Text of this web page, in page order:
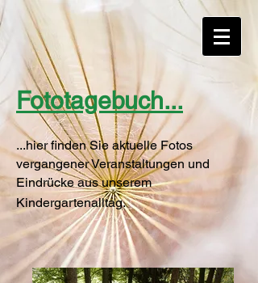
Fototagebuch...
...hier finden Sie aktuelle Fotos
vergangener Veranstaltungen und
Eindrücke aus unserem
Kindergartenalltag.